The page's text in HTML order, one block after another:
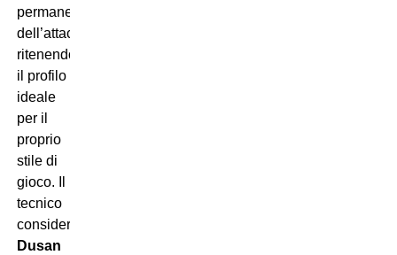
permanenza
dell’attaccante,
ritenendolo
il profilo
ideale
per il
proprio
stile di
gioco. Il
tecnico
considera
Dusan